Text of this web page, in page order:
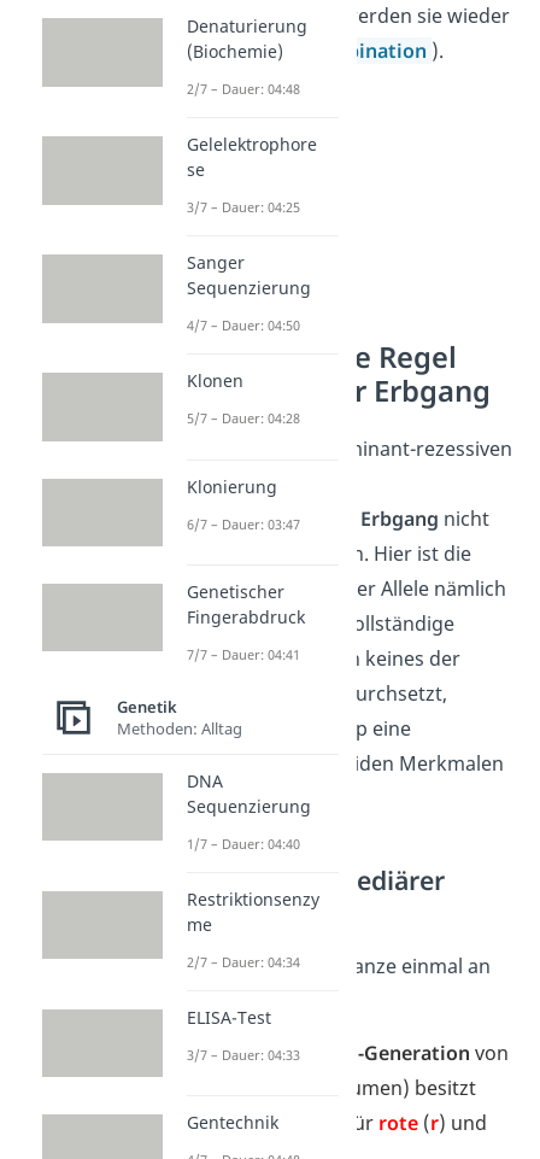
einer Befruchtung werden sie wieder
kombiniert ( Rekombination ).
2. Mendelsche Regel
intermediärer Erbgang
Anders als beim dominant-rezessiven
Erbgang, setzt sich
beim intermediären Erbgang nicht
immer ein Allel durch. Hier ist die
Dominanz bestimmter Allele nämlich
nicht eindeutig (unvollständige
Dominanz). Weil sich keines der
beiden Elternallele durchsetzt,
entsteht im Phänotyp eine
” aus beiden Merkmalen
der Eltern.
Beispiel intermediärer
Erbgang
Sehen wir uns das ganze einmal an
Dieheterozygote F1-Generation von
Löwenmäulchen (Blumen) besitzt
jeweils Erbanlagen für rote (r) und
Denaturierung
(Biochemie)
2/7 – Dauer: 04:48
Gelelektrophore
se
3/7 – Dauer: 04:25
Sanger
Sequenzierung
4/7 – Dauer: 04:50
Klonen
5/7 – Dauer: 04:28
Klonierung
6/7 – Dauer: 03:47
Genetischer
Fingerabdruck
7/7 – Dauer: 04:41
Genetik
Methoden: Alltag
DNA
Sequenzierung
1/7 – Dauer: 04:40
Restriktionsenzy
me
2/7 – Dauer: 04:34
ELISA-Test
3/7 – Dauer: 04:33
Gentechnik